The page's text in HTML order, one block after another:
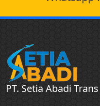
PT. Setia Abadi Trans